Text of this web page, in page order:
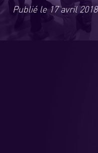
Publié le17 avril 2018